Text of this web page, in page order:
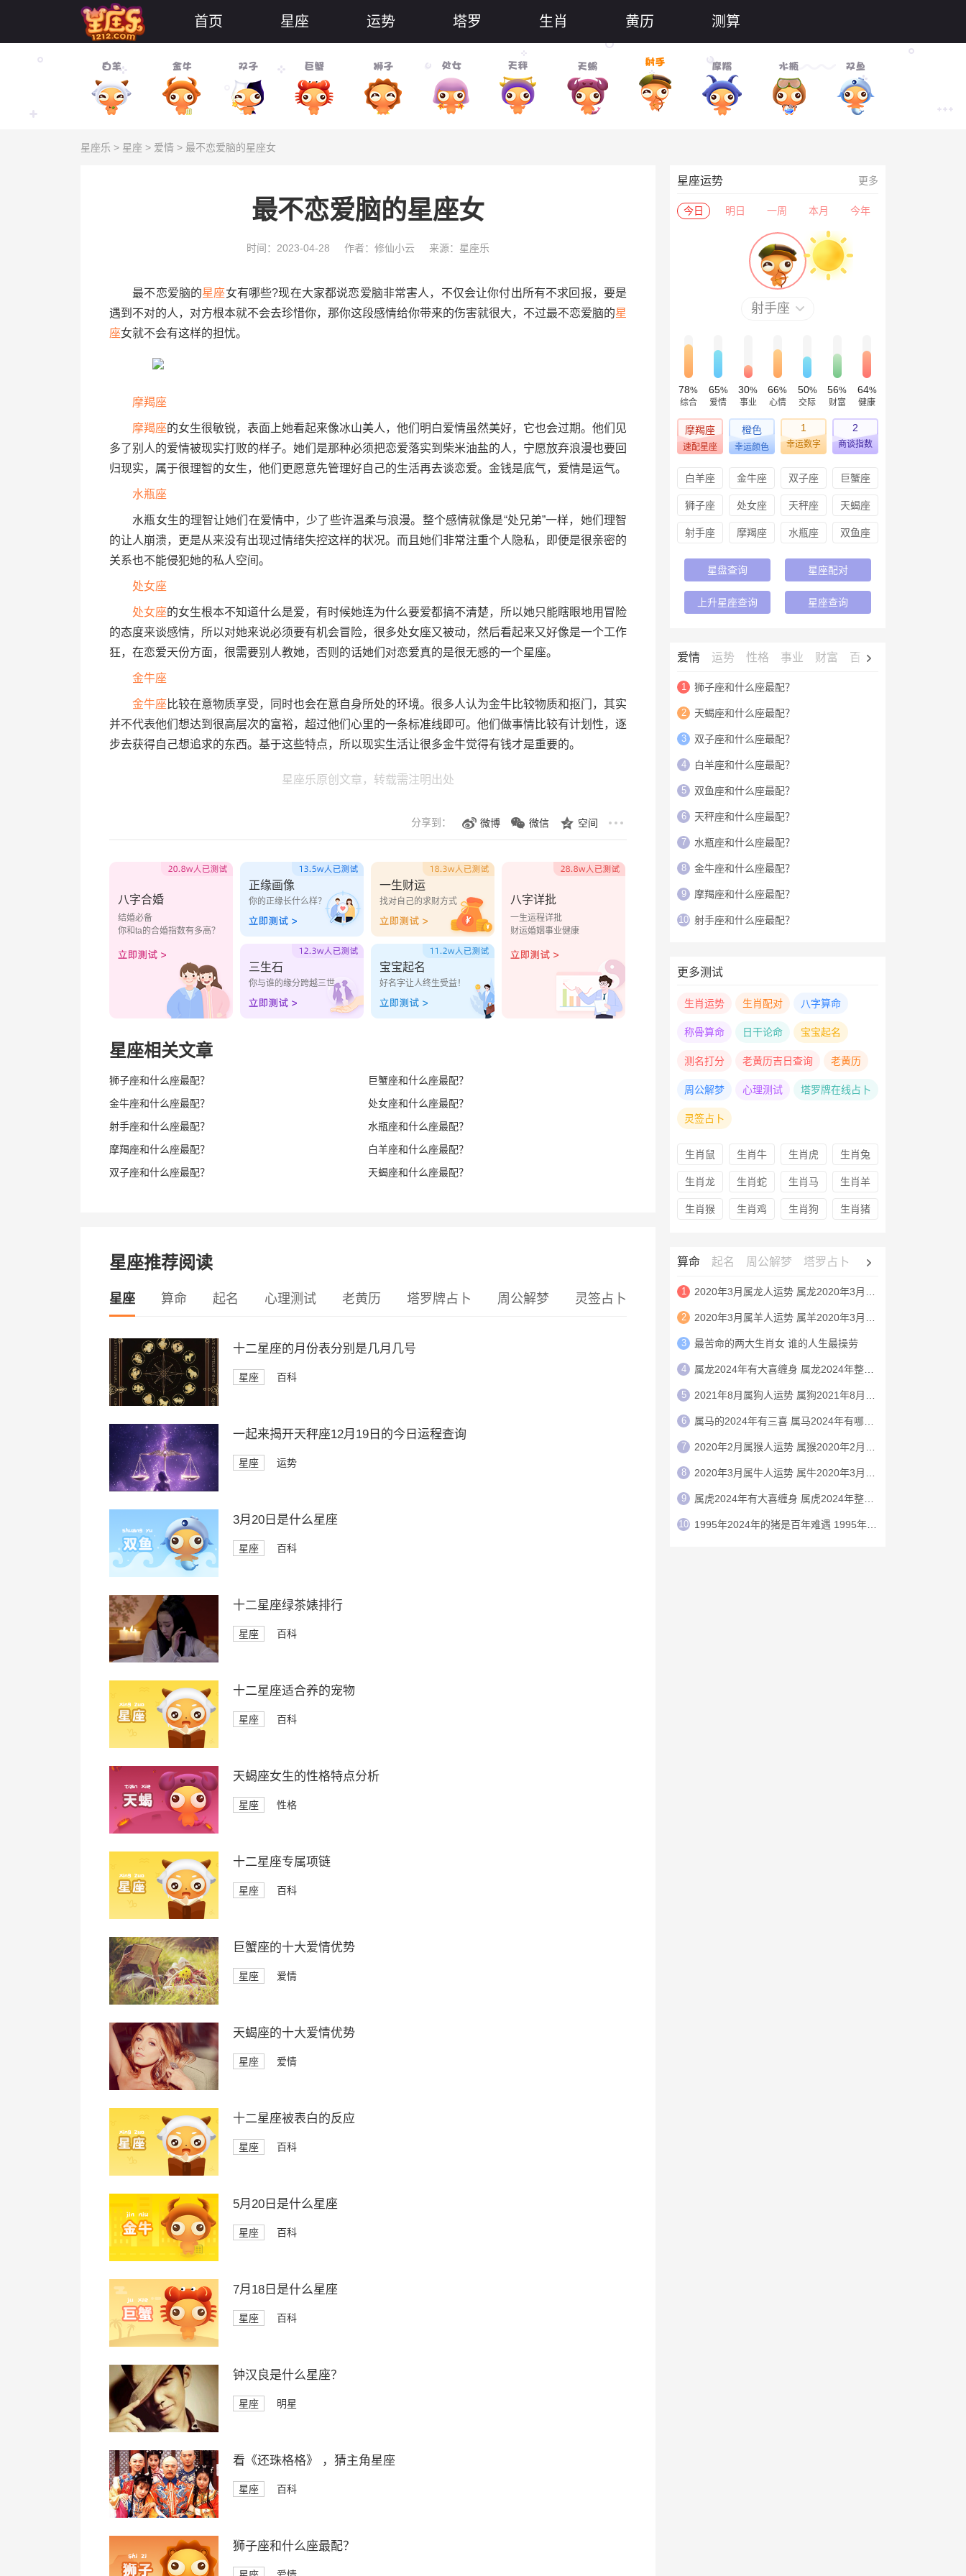
首页 星座 运势 塔罗 生肖 黄历 测算
星座乐 > 星座 > 爱情 > 最不恋爱脑的星座女
最不恋爱脑的星座女
时间：2023-04-28 作者：修仙小云 来源：星座乐
最不恋爱脑的星座女有哪些?现在大家都说恋爱脑非常害人，不仅会让你付出所有不求回报，要是
遇到不对的人，对方根本就不会去珍惜你，那你这段感情给你带来的伤害就很大，不过最不恋爱脑的星
座女就不会有这样的担忧。
摩羯座
摩羯座的女生很敏锐，表面上她看起来像冰山美人，他们明白爱情虽然美好，它也会过期。他们见
多了别人的爱情被现实打败的样子。她们是那种必须把恋爱落实到柴米油盐的人，宁愿放弃浪漫也要回
归现实，属于很理智的女生，他们更愿意先管理好自己的生活再去谈恋爱。金钱是底气，爱情是运气。
水瓶座
水瓶女生的理智让她们在爱情中，少了些许温柔与浪漫。整个感情就像是“处兄弟”一样，她们理智
的让人崩溃，更是从来没有出现过情绪失控这样的状况。而且她们非常注重个人隐私，即便是很亲密的
关系也不能侵犯她的私人空间。
处女座
处女座的女生根本不知道什么是爱，有时候她连为什么要爱都搞不清楚，所以她只能瞎眼地用冒险
的态度来谈感情，所以对她来说必须要有机会冒险，很多处女座又被动，然后看起来又好像是一个工作
狂，在恋爱天份方面，很需要别人教她，否则的话她们对恋爱真的是很无感的一个星座。
金牛座
金牛座比较在意物质享受，同时也会在意自身所处的环境。很多人认为金牛比较物质和抠门，其实
并不代表他们想达到很高层次的富裕，超过他们心里的一条标准线即可。他们做事情比较有计划性，逐
步去获得自己想追求的东西。基于这些特点，所以现实生活让很多金牛觉得有钱才是重要的。
星座乐原创文章，转载需注明出处
分享到： 微博 微信 空间
八字合婚
结婚必备
你和ta的合婚指数有多高？
正缘画像
你的正缘长什么样？
一生财运
找对自己的求财方式
三生石
你与谁的缘分跨越三世
宝宝起名
好名字让人终生受益！
八字详批
一生运程详批
财运婚姻事业健康
星座相关文章
狮子座和什么座最配？
巨蟹座和什么座最配？
金牛座和什么座最配？
处女座和什么座最配？
射手座和什么座最配？
水瓶座和什么座最配？
摩羯座和什么座最配？
白羊座和什么座最配？
双子座和什么座最配？
天蝎座和什么座最配？
星座推荐阅读
星座 算命 起名 心理测试 老黄历 塔罗牌占卜 周公解梦 灵签占卜
十二星座的月份表分别是几月几号
星座 百科
一起来揭开天秤座12月19日的今日运程查询
星座 运势
3月20日是什么星座
星座 百科
十二星座绿茶婊排行
星座 百科
十二星座适合养的宠物
星座 百科
天蝎座女生的性格特点分析
星座 性格
十二星座专属项链
星座 百科
巨蟹座的十大爱情优势
星座 爱情
天蝎座的十大爱情优势
星座 爱情
十二星座被表白的反应
星座 百科
5月20日是什么星座
星座 百科
7月18日是什么星座
星座 百科
钟汉良是什么星座？
星座 明星
看《还珠格格》 ，猜主角星座
星座 百科
狮子座和什么座最配？
星座运势 更多
今日 明日 一周 本月 今年
射手座
78%
综合
65%
爱情
30%
事业
66%
心情
50%
交际
56%
财富
64%
健康
摩羯座
速配星座
橙色
幸运颜色
1
幸运数字
2
商谈指数
白羊座 金牛座 双子座 巨蟹座
狮子座 处女座 天秤座 天蝎座
射手座 摩羯座 水瓶座 双鱼座
星盘查询 星座配对
上升星座查询 星座查询
爱情 运势 性格 事业 财富 百科
1 狮子座和什么座最配？
2 天蝎座和什么座最配？
3 双子座和什么座最配？
4 白羊座和什么座最配？
5 双鱼座和什么座最配？
6 天秤座和什么座最配？
7 水瓶座和什么座最配？
8 金牛座和什么座最配？
9 摩羯座和什么座最配？
10 射手座和什么座最配？
更多测试
生肖运势 生肖配对 八字算命
称骨算命 日干论命 宝宝起名
测名打分 老黄历吉日查询 老黄历
周公解梦 心理测试 塔罗牌在线占卜
灵签占卜
生肖鼠 生肖牛 生肖虎 生肖兔
生肖龙 生肖蛇 生肖马 生肖羊
生肖猴 生肖鸡 生肖狗 生肖猪
算命 起名 周公解梦 塔罗占卜 心理测试
1 2020年3月属龙人运势 属龙2020年3月运程
2 2020年3月属羊人运势 属羊2020年3月运程
3 最苦命的两大生肖女 谁的人生最操劳
4 属龙2024年有大喜缠身 属龙2024年整体运势
5 2021年8月属狗人运势 属狗2021年8月运程
6 属马的2024年有三喜 属马2024年有哪三喜
7 2020年2月属猴人运势 属猴2020年2月运程
8 2020年3月属牛人运势 属牛2020年3月运程
9 属虎2024年有大喜缠身 属虎2024年整体运势
10 1995年2024年的猪是百年难遇 1995年2024年猪运势如何